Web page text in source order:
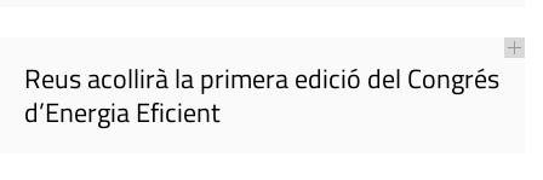
Reus acollirà la primera edició del Congrés
d’Energia Eficient